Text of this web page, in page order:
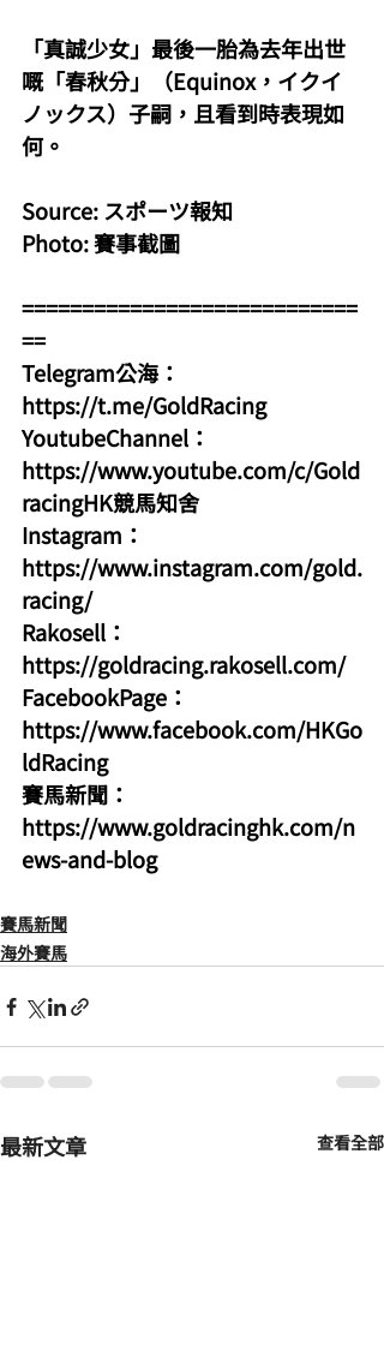
「真誠少女」最後一胎為去年出世
嘅「春秋分」（Equinox，イクイ
ノックス）子嗣，且看到時表現如
何。
Source: スポーツ報知
Photo: 賽事截圖
============================
==
Telegram公海：
https://t.me/GoldRacing
YoutubeChannel：
https://www.youtube.com/c/Gold
racingHK競馬知舍
Instagram：
https://www.instagram.com/gold.
racing/
Rakosell：
https://goldracing.rakosell.com/
FacebookPage：
https://www.facebook.com/HKGo
ldRacing
賽馬新聞：
https://www.goldracinghk.com/n
ews-and-blog
賽馬新聞
海外賽馬
最新文章 查看全部